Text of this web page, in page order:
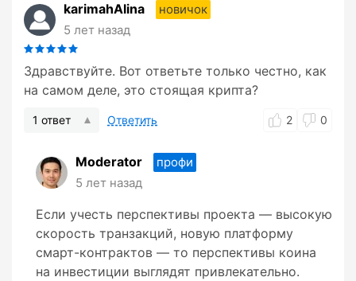
karimahAlina
новичок
5 лет назад
Здравствуйте. Вот ответьте только честно, как
на самом деле, это стоящая крипта?
1 ответ Ответить 2 0
Moderator
профи
5 лет назад
Если учесть перспективы проекта — высокую
скорость транзакций, новую платформу
смарт-контрактов — то перспективы коина
на инвестиции выглядят привлекательно.